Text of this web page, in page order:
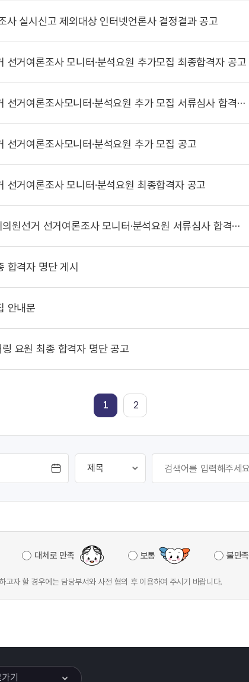
사 실시신고 제외대상 인터넷언론사 결정결과 공고
선거여론조사 모니터·분석요원 추가모집 최종합격자 공고
론조사모니터·분석요원 추가 모집 서류심사 합격자 공고 및 면접안내
선거여론조사모니터·분석요원 추가 모집 공고
선거여론조사 모니터·분석요원 최종합격자 공고
선거 선거여론조사 모니터·분석요원 서류심사 합격자 공고
합격자 명단 게시
안내문
요원 최종 합격자 명단 공고
1 2
대체로 만족 보통 불만족
고자 할 경우에는 담당부서와 사전 협의 후 이용하여 주시기 바랍니다.
기